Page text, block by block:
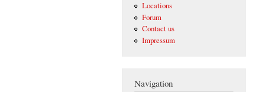
Locations
Forum
Contact us
Impressum
Navigation